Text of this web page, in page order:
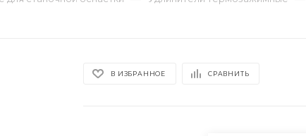
В ИЗБРАННОЕ СРАВНИТЬ